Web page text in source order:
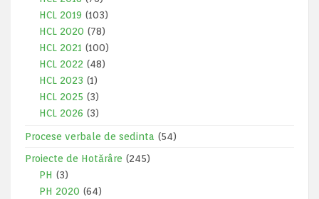
HCL 2019 (103)
HCL 2020 (78)
HCL 2021 (100)
HCL 2022 (48)
HCL 2023 (1)
HCL 2025 (3)
HCL 2026 (3)
Procese verbale de sedinta (54)
Proiecte de Hotărâre (245)
PH (3)
PH 2020 (64)